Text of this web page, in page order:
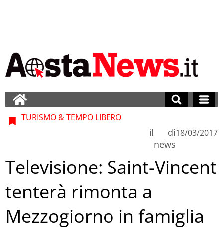
TURISMO & TEMPO LIBERO
di
news
il 18/03/2017
Televisione: Saint-Vincent
tenterà rimonta a
Mezzogiorno in famiglia